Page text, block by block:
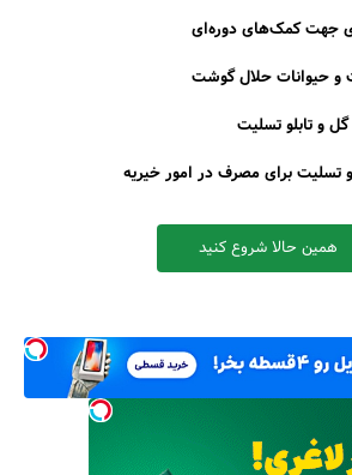
جهت کمک‌های دوره‌ای
و حیوانات حلال گوشت
و تابلو تسلیت
تسلیت برای مصرف در امور خیریه
همین حالا شروع کنید